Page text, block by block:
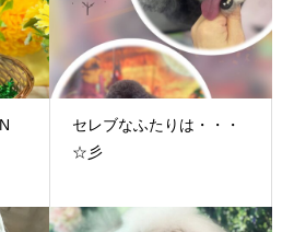
セレブなふたりは・・・
☆彡